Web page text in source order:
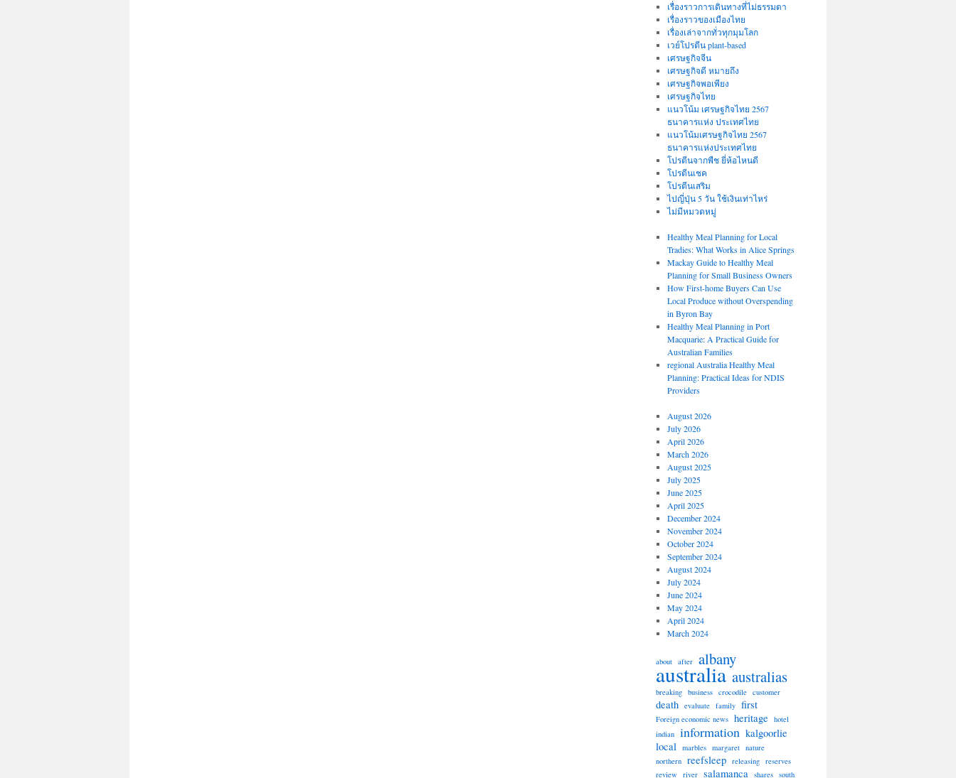
เรื่องราวการเดินทางที่ไม่ธรรมดา
เรื่องราวของเมืองไทย
เรื่องเล่าจากทั่วทุกมุมโลก
เวย์โปรตีน plant-based
เศรษฐกิจจีน
เศรษฐกิจดี หมายถึง
เศรษฐกิจพอเพียง
เศรษฐกิจไทย
แนวโน้ม เศรษฐกิจไทย 2567
ธนาคารแห่ง ประเทศไทย
แนวโน้มเศรษฐกิจไทย 2567
ธนาคารแห่งประเทศไทย
โปรตีนจากพืช ยี่ห้อไหนดี
โปรตีนเชค
โปรตีนเสริม
ไปญี่ปุ่น 5 วัน ใช้เงินเท่าไหร่
ไม่มีหมวดหมู่
Healthy Meal Planning for Local
Tradies: What Works in Alice Springs
Mackay Guide to Healthy Meal
Planning for Small Business Owners
How First-home Buyers Can Use
Local Produce without Overspending
in Byron Bay
Healthy Meal Planning in Port
Macquarie: A Practical Guide for
Australian Families
regional Australia Healthy Meal
Planning: Practical Ideas for NDIS
Providers
August 2026
July 2026
April 2026
March 2026
August 2025
July 2025
June 2025
April 2025
December 2024
November 2024
October 2024
September 2024
August 2024
July 2024
June 2024
May 2024
April 2024
March 2024
about after albany
australia australias
breaking business crocodile customer
death evaluate family first
Foreign economic news heritage
hotel
indian information kalgoorlie
local marbles margaret nature
northern reefsleep releasing reserves
review river salamanca shares south